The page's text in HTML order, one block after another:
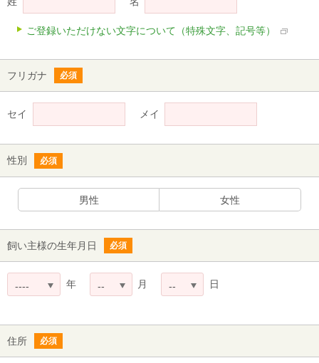
ご登録いただけない文字について（特殊文字、記号等）
フリガナ 必須
セイ メイ
性別 必須
男性 女性
飼い主様の生年月日 必須
---- 年 -- 月 -- 日
住所 必須